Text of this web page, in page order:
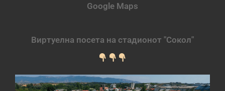
Google Maps
Виртуелна посета на стадионот "Сокол"